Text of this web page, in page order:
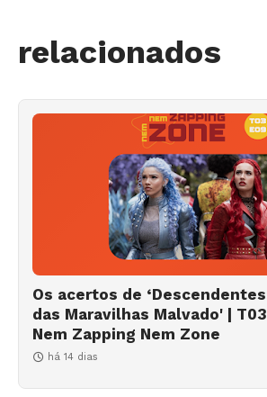
relacionados
Os acertos de
das Maravilhas Malvado' |
Nem Zapping Nem Zone
há 14 dias